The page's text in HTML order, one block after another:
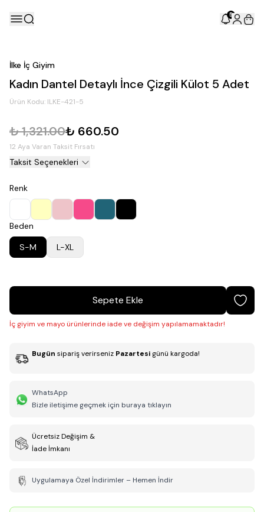
5
İlke İç Giyim
Kadın Dantel Detaylı İnce Çizgili Külot 5 Adet
Ürün Kodu: ILKE-421-5
₺ 1,321.00₺ 660.50
12 Aya Varan Taksit Fırsatı
Taksit Seçenekleri
Renk
Beden
S-M
L-XL
Sepete Ekle
İç giyim ve mayo ürünlerinde iade ve değişim yapılamamaktadır!
Bugün sipariş verirseniz Pazartesi günü kargoda!
WhatsApp
Bizle iletişime geçmek için buraya tıklayın
Ücretsiz Değişim &
İade İmkanı
Uygulamaya Özel İndirimler – Hemen İndir